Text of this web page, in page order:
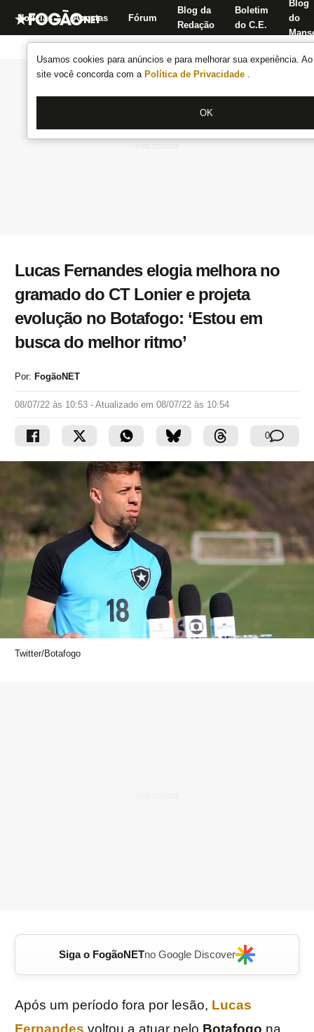
Usamos cookies para anúncios e para melhorar sua experiência.
site você concorda com a Política de Privacidade .
OK
Notícias Apostas Fórum
Blog da
Redação
Boletim
do C.E.
Blog
do
Lucas Fernandes elogia melhora no
gramado do CT Lonier e projeta
evolução no Botafogo: ‘Estou em
busca do melhor ritmo’
Por: FogãoNET
08/07/22 às 10:53 - Atualizado em 08/07/22 às 10:54
0
Twitter/Botafogo
Siga o FogãoNETno Google Discover
Após um período fora por lesão, Lucas